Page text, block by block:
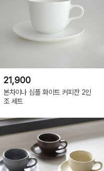
21,900
본차이나 심플 화이트 커피잔 2인
조 세트